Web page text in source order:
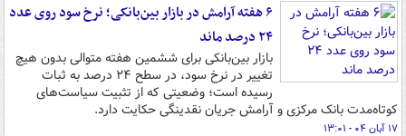
۶ هفته آرامش در بازار بین‌بانکی؛ نرخ سود روی عدد
۲۴ درصد ماند
بازار بین‌بانکی برای ششمین هفته متوالی بدون هیچ
تغییر در نرخ سود، در سطح ۲۴ درصد به ثبات
رسیده است؛ وضعیتی که از تثبیت سیاست‌های
کوتاه‌مدت بانک مرکزی و آرامش جریان نقدینگی حکایت دارد.
۱۷ آبان ۰۴ - ۱۳:۰۱